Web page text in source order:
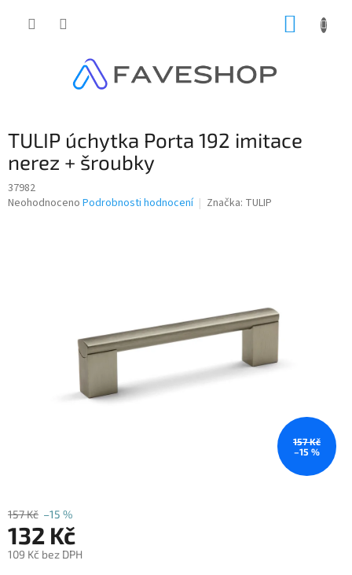
TULIP úchytka Porta 192 imitace
nerez + šroubky
37982
Průměrné
Neohodnoceno Podrobnosti hodnocení Značka: TULIP
157 Kč
–15 %
157 Kč –15 %
132 Kč
109 Kč bez DPH